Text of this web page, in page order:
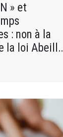
» et
: non à la
la loi Abeille